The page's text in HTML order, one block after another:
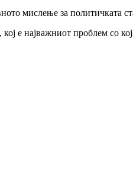
мислење за политичката
е најважниот проблем со